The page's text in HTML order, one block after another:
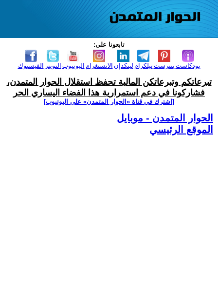
تابعونا على:
الفيسبوك التويتر اليوتيوب الانستغرام لينكدإن تيلكرامبنترست بودكاست
تبرعاتكم وتبرعاتكن المالية تحفظ استقلال الحوار المتمدن،
فشاركونا في دعم استمرارية هذا الفضاء اليساري الحر
[اشترك في قناة ‫«الحوار المتمدن» على اليوتيوب]
الحوار المتمدن - موبايل
الموقع الرئيسي